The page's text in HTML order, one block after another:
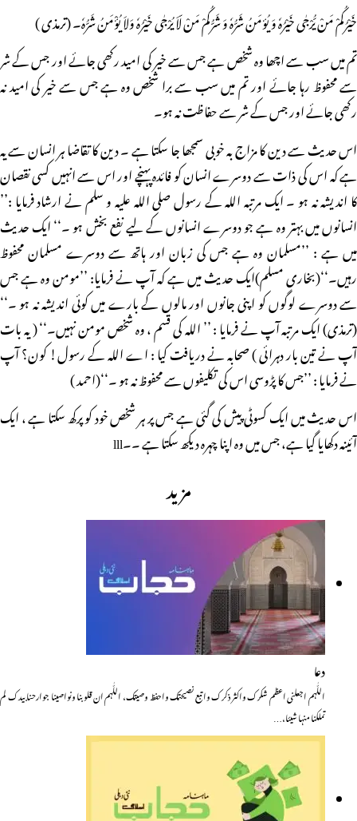
خَیْرُکُمْ مَنْ یُّرْجٰی خَیْرُہٗ وَ یُؤمَنُ شَرُّہٗ وَ شَرُّکُمْ مَنْ لّاَ یُرْجٰی خَیْرُہٗ وَلاَ یُؤْمَنُ شَرُّہٗ۔ (ترمذی )
تم میں سب سے اچھا وہ شخص ہے جس سے خیر کی امید رکھی جائے اور جس کے شر
سے محفوظ رہا جائے اور تم میں سب سے برا شخص وہ ہے جس سے خیر کی امید نہ
رکھی جائے اور جس کے شر سے حفاظت نہ ہو۔
اس حدیث سے دین کا مزاج بہ خوبی سمجھا جا سکتا ہے ۔ دین کا تقاضا ہر انسان سے یہ
ہے کہ اس کی ذات سے دوسرے انسان کو فائدہ پہنچے اور اس سے انہیں کسی نقصان
کا اندیشہ نہ ہو ۔ ایک مرتبہ اللہ کے رسول صلی اللہ علیہ و سلم نے ارشاد فرمایا :’’
انسانوں میں بہتر وہ ہے جو دوسرے انسانوں کے لیے نفع بخش ہو ۔‘‘ ایک حدیث
میں ہے : ’’مسلمان وہ ہے جس کی زبان اور ہاتھ سے دوسرے مسلمان محفوظ
رہیں۔‘‘(بخاری مسلم)ایک حدیث میں ہے کہ آپ نے فرمایا: ’’مومن وہ ہے جس
سے دوسرے لوگوں کو اپنی جانوں اور مالوں کے بارے میں کوئی اندیشہ نہ ہو ۔‘‘
(ترمذی) ایک مرتبہ آپ نے فرمایا : ’’ اللہ کی قسم ، وہ شخص مومن نہیں۔‘‘ ( یہ بات
آپ نے تین بار دہرائی ) صحابہ نے دریافت کیا : اے اللہ کے رسول! کون؟ آپ
نے فرمایا : ’’جس کا پڑوسی اس کی تکلیفوں سے محفوظ نہ ہو ۔‘‘(احمد )
اس حدیث میں ایک کسوٹی پیش کی گئی ہے جس پر ہر شخص خود کو پرکھ سکتا ہے ، ایک
آئینہ دکھایا گیا ہے، جس میں وہ اپنا چہرہ دیکھ سکتا ہے ۔۔lll
مزید
دعا
اللّٰہم اجعلنی اعظم شکرک واکثر ذکرک واتبع نصیحتک واحفظ وصیتک، اللّٰہم ان قلوبنا ونواصینا جوارحنا بیدک لم
تملکنا منہا شیئا،…